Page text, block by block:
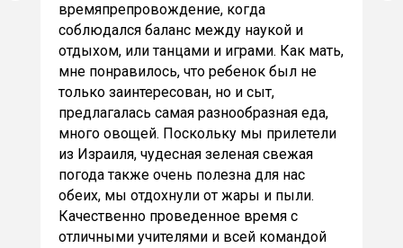
времяпрепровождение, когда
соблюдался баланс между наукой и
отдыхом, или танцами и играми. Как мать,
мне понравилось, что ребенок был не
только заинтересован, но и сыт,
предлагалась самая разнообразная еда,
много овощей. Поскольку мы прилетели
из Израиля, чудесная зеленая свежая
погода также очень полезна для нас
обеих, мы отдохнули от жары и пыли.
Качественно проведенное время с
отличными учителями и всей командой